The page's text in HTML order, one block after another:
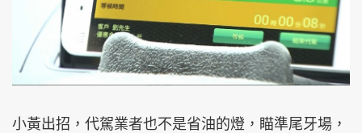
小黃出招，代駕業者也不是省油的燈，瞄準尾牙場，